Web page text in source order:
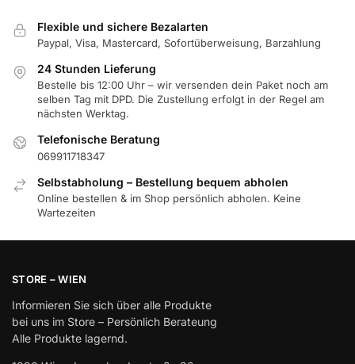
Flexible und sichere Bezalarten
Paypal, Visa, Mastercard, Sofortüberweisung, Barzahlung
24 Stunden Lieferung
Bestelle bis 12:00 Uhr – wir versenden dein Paket noch am
selben Tag mit DPD. Die Zustellung erfolgt in der Regel am
nächsten Werktag.
Telefonische Beratung
069911718347
Selbstabholung – Bestellung bequem abholen
Online bestellen & im Shop persönlich abholen. Keine
Wartezeiten
STORE – WIEN
Informieren Sie sich über alle Produkte
bei uns im Store – Persönlich Berateung
Alle Produkte lagernd.